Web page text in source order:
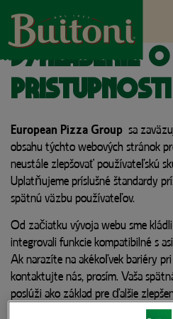
hlavný
obsah
Vyhlásenie o
prístupnosti
European Pizza Group sa
obsahu týchto webových stránok
neustále zlepšovať používateľskú
Uplatňujeme príslušné štandardy
spätnú väzbu používateľov.
Od začiatku vývoja webu sme
integrovali funkcie kompatibilné s
Ak narazíte na akékoľvek bariéry
kontaktujte nás, prosím. Vaša
poslúži ako základ pre ďalšie